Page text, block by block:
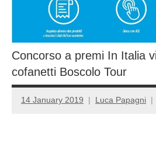
Concorso a premi In Italia
cofanetti Boscolo Tour
14 January 2019 Luca Papagni